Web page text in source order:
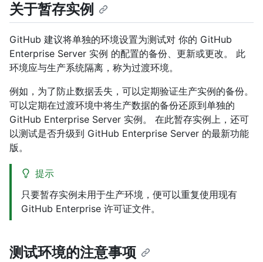
关于暂存实例
GitHub 建议将单独的环境设置为测试对 你的 GitHub
Enterprise Server 实例 的配置的备份、更新或更改。 此
环境应与生产系统隔离，称为过渡环境。
例如，为了防止数据丢失，可以定期验证生产实例的备份。
可以定期在过渡环境中将生产数据的备份还原到单独的
GitHub Enterprise Server 实例。 在此暂存实例上，还可
以测试是否升级到 GitHub Enterprise Server 的最新功能
版。
提示
只要暂存实例未用于生产环境，便可以重复使用现有
GitHub Enterprise 许可证文件。
测试环境的注意事项